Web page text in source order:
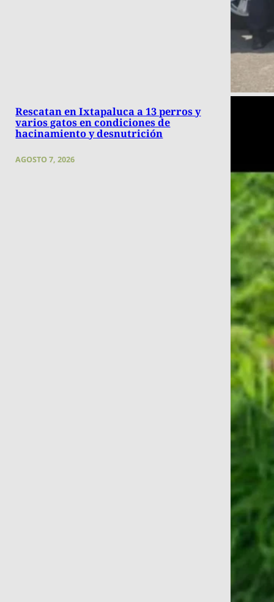
Rescatan en Ixtapaluca a 13 perros y
varios gatos en condiciones de
hacinamiento y desnutrición
AGOSTO 7, 2026